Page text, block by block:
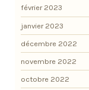
février 2023
janvier 2023
décembre 2022
novembre 2022
octobre 2022